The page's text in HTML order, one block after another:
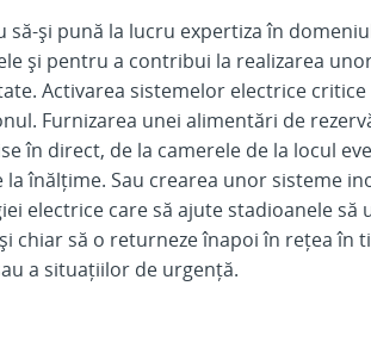
să-și pună la lucru expertiza în
și pentru a contribui la realizarea
Activarea sistemelor electrice critice
Furnizarea unei alimentări de
în direct, de la camerele de la locul
la înălțime. Sau crearea unor sisteme
electrice care să ajute stadioanele să
chiar să o returneze înapoi în rețea în
a situațiilor de urgență.